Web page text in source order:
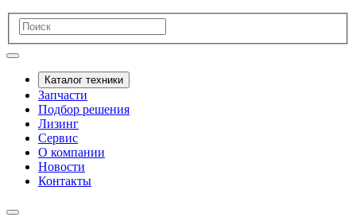
Каталог техники
Запчасти
Подбор решения
Лизинг
Сервис
О компании
Новости
Контакты